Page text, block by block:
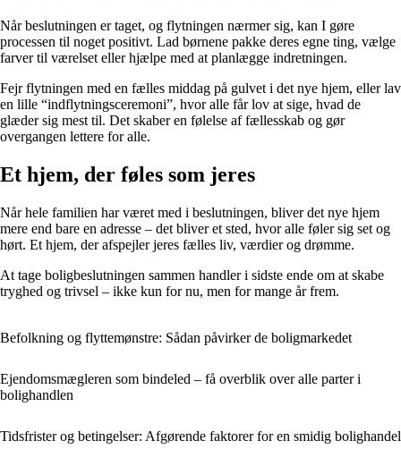
Når beslutningen er taget, og flytningen nærmer sig, kan I gøre
processen til noget positivt. Lad børnene pakke deres egne ting, vælge
farver til værelset eller hjælpe med at planlægge indretningen.
Fejr flytningen med en fælles middag på gulvet i det nye hjem, eller lav
en lille “indflytningsceremoni”, hvor alle får lov at sige, hvad de
glæder sig mest til. Det skaber en følelse af fællesskab og gør
overgangen lettere for alle.
Et hjem, der føles som jeres
Når hele familien har været med i beslutningen, bliver det nye hjem
mere end bare en adresse – det bliver et sted, hvor alle føler sig set og
hørt. Et hjem, der afspejler jeres fælles liv, værdier og drømme.
At tage boligbeslutningen sammen handler i sidste ende om at skabe
tryghed og trivsel – ikke kun for nu, men for mange år frem.
Befolkning og flyttemønstre: Sådan påvirker de boligmarkedet
Ejendomsmægleren som bindeled – få overblik over alle parter i
bolighandlen
Tidsfrister og betingelser: Afgørende faktorer for en smidig bolighandel